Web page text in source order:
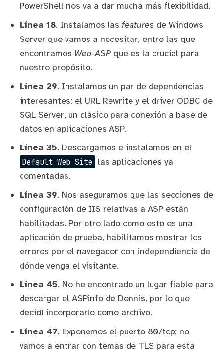
PowerShell nos va a dar mucha más flexibilidad.
Línea 18. Instalamos las features de Windows
Server que vamos a necesitar, entre las que
encontramos Web-ASPque es la crucial para
nuestro propósito.
Línea 29. Instalamos un par de dependencias
interesantes: el URL Rewritey el driver ODBC de
SQL Server, un clásico para conexión a base de
datos en aplicaciones ASP.
Línea 35. Descargamos e instalamos en el
Default Web Site las aplicaciones ya
comentadas.
Línea 39. Nos aseguramos que las secciones de
configuración de IIS relativas a ASP están
habilitadas. Por otro lado como esto es una
aplicación de prueba, habilitamos mostrar los
errores por el navegador con independiencia de
dónde venga el visitante.
Línea 45. No he encontrado un lugar fiable para
descargar el ASPinfo de Dennis, por lo que
decidí incorporarlo como archivo.
Línea 47. Exponemos el puerto 80/tcp; no
vamos a entrar con temas de TLS para esta